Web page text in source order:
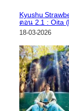
Kyushu
ตอน 2.1 : Oita
18-03-2026